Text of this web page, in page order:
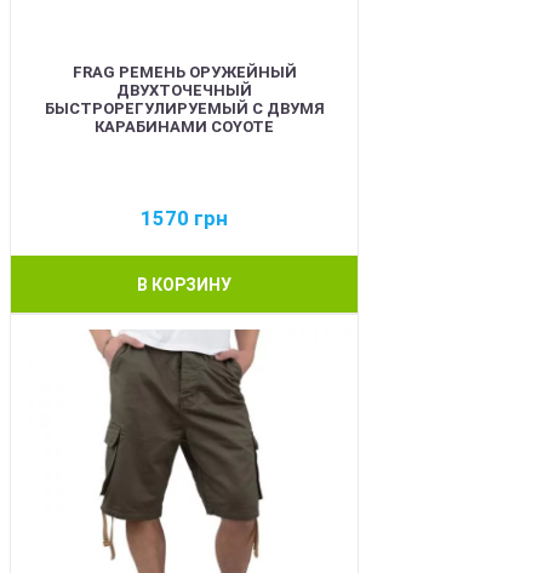
FRAG РЕМЕНЬ ОРУЖЕЙНЫЙ
ДВУХТОЧЕЧНЫЙ
БЫСТРОРЕГУЛИРУЕМЫЙ С ДВУМЯ
КАРАБИНАМИ COYOTE
1570 грн
В КОРЗИНУ